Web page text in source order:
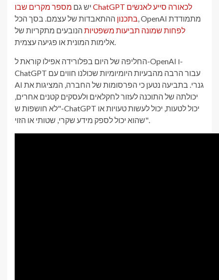
יש גם מספר מקרים שבו ChatGPT לכאורה סייע לאנשים
בתכנון
ההתאבדות של עצמם. בסך הכל, OpenAI מתמודדת
לפחות שמונה תביעות משפטיות הנובעים מתקריות של
אלימות המונית או פגיעה עצמית.
החליפה של היום בפלורידה אפילו קוראת ל-OpenAI ו-
ChatGPT עבור הרבה מהבעיות היומיומיות שכולנו חווים עם
AI גנרי. בתביעה נטען כי הפרסומות של החברה, המציגות את
יכולתה של התוכנה לעזור לחקלאים ולעסקים קטנים אחרים,
"לא חושפות ש-ChatGPT יכול לטעות, יכול לעשות טעויות או
שהוא יכול לספק מידע שקרי, שטותי או הזוי".